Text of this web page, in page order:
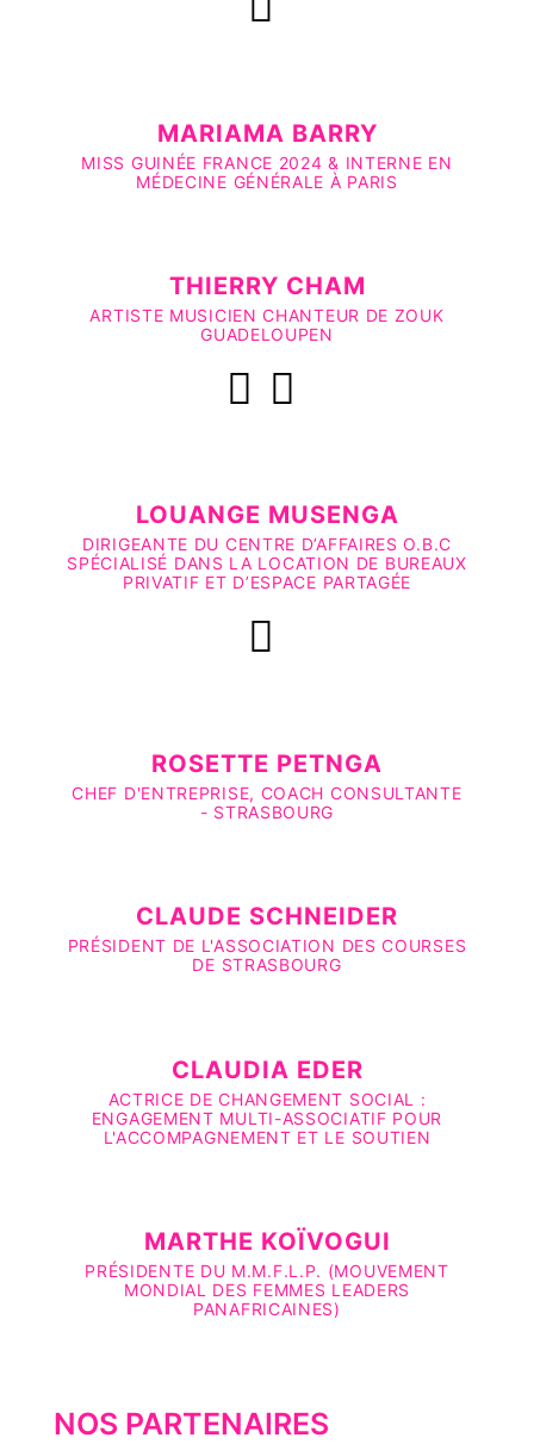
MARIAMA BARRY
MISS GUINÉE FRANCE 2024 & INTERNE EN
MÉDECINE GÉNÉRALE À PARIS
THIERRY CHAM
ARTISTE MUSICIEN CHANTEUR DE ZOUK
GUADELOUPEN
LOUANGE MUSENGA
DIRIGEANTE DU CENTRE D’AFFAIRES O.B.C
SPÉCIALISÉ DANS LA LOCATION DE BUREAUX
PRIVATIF ET D’ESPACE PARTAGÉE
ROSETTE PETNGA
CHEF D'ENTREPRISE, COACH CONSULTANTE
- STRASBOURG
CLAUDE SCHNEIDER
PRÉSIDENT DE L'ASSOCIATION DES COURSES
DE STRASBOURG
CLAUDIA EDER
ACTRICE DE CHANGEMENT SOCIAL :
ENGAGEMENT MULTI-ASSOCIATIF POUR
L'ACCOMPAGNEMENT ET LE SOUTIEN
MARTHE KOÏVOGUI
PRÉSIDENTE DU M.M.F.L.P. (MOUVEMENT
MONDIAL DES FEMMES LEADERS
PANAFRICAINES)
NOS PARTENAIRES